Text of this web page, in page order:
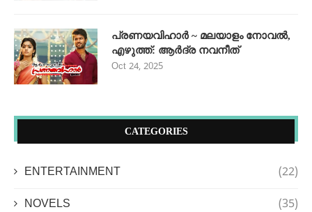
പ്രണയവിഹാർ ~ മലയാളം നോവൽ,
എഴുത്ത്: ആർദ്ര നവനീത്
Oct 24, 2025
CATEGORIES
ENTERTAINMENT (22)
NOVELS (35)